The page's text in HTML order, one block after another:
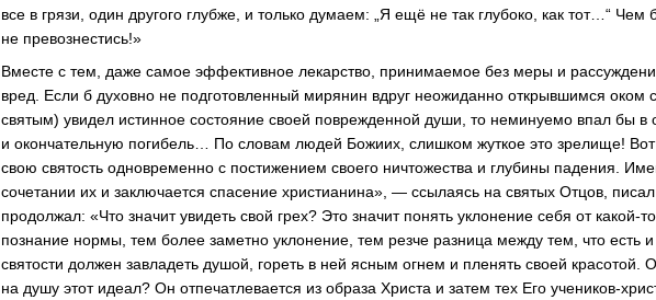
все в грязи, один другого глубже, и только думаем: „Я ещё не так глубоко, как тот…“ Чем
не превознестись!»
Вместе с тем, даже самое эффективное лекарство, принимаемое без меры и
вред. Если б духовно не подготовленный мирянин вдруг неожиданно открывшимся оком
святым) увидел истинное состояние своей поврежденной души, то неминуемо впал бы в
и окончательную погибель… По словам людей Божиих, слишком жуткое это зрелище!
свою святость одновременно с постижением своего ничтожества и глубины падения.
сочетании их и заключается спасение христианина», — ссылаясь на святых Отцов,
продолжал: «Что значит увидеть свой грех? Это значит понять уклонение себя от
познание нормы, тем более заметно уклонение, тем резче разница между тем, что есть
святости должен завладеть душой, гореть в ней ясным огнем и пленять своей красотой.
на душу этот идеал? Он отпечатлевается из образа Христа и затем тех Его учеников-